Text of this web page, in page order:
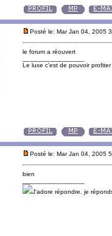
Posté le: Mar Jan 04, 2005
le forum a réouvert
Le luxe c'est de pouvoir
Posté le: Mar Jan 04, 2005
bien
J'adore répondre. je